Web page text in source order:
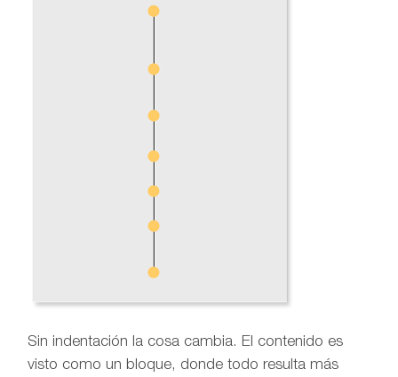
Sin indentación la cosa cambia. El contenido es
visto como un bloque, donde todo resulta más